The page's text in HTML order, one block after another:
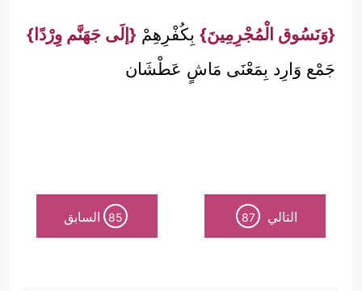
{وَنَسُوق الْمُجْرِمِينَ} بِكُفْرِهِمْ {إلَى جَهَنَّم وِرْدًا}
جَمْع وَارِد بِمَعْنَى مَاشٍ عَطْشَان
التالي 87
85 السابق